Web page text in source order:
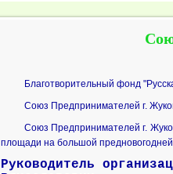
Благотворительный фонд
Союз Предпринимателей г.
Союз Предпринимателей г.
площади на большой
Руководитель